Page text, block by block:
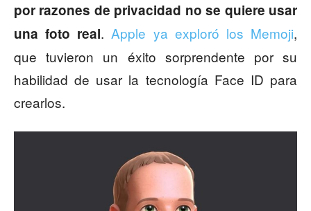
por razones de privacidad no se quiere usar
una foto real.Apple ya exploró los Memoji,
que tuvieron un éxito sorprendente por su
habilidad de usar la tecnología Face ID para
crearlos.